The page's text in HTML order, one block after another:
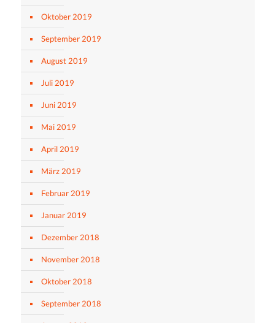
Oktober 2019
September 2019
August 2019
Juli 2019
Juni 2019
Mai 2019
April 2019
März 2019
Februar 2019
Januar 2019
Dezember 2018
November 2018
Oktober 2018
September 2018